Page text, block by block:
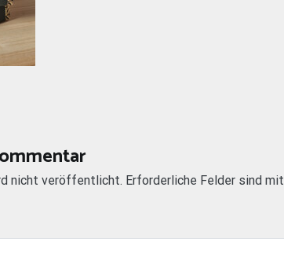
nicht veröffentlicht. Erforderliche Felder sind mit